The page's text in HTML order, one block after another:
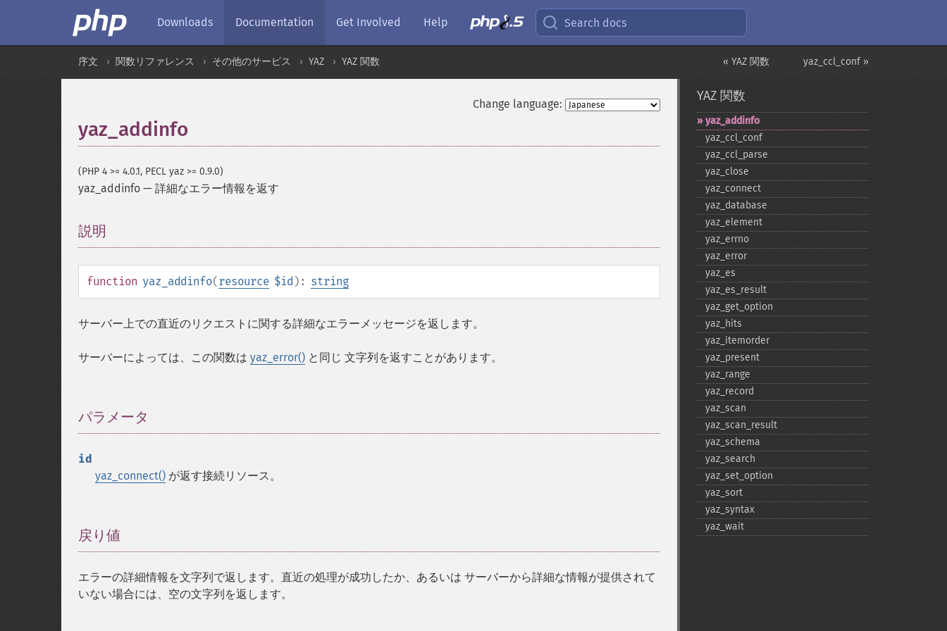
Downloads Documentation Get Involved Help Search docs
yaz_ccl_conf »
« YAZ 関数
序文 関数リファレンス その他のサービス YAZ YAZ 関数
Change language:
yaz_addinfo
(PHP 4 >= 4.0.1, PECL yaz >= 0.9.0)
yaz_addinfo — 詳細なエラー情報を返す
説明
function yaz_addinfo(resource $id ): string
サーバー上での直近のリクエストに関する詳細なエラーメッセージを返します。
サーバーによっては、この関数は yaz_error() と同じ 文字列を返すことがあります。
パラメータ
id
yaz_connect() が返す接続リソース。
戻り値
エラーの詳細情報を文字列で返します。直近の処理が成功したか、あるいは サーバーから詳細な情報が提供されて
いない場合には、空の文字列を返します。
YAZ 関数
yaz_​addinfo
yaz_​ccl_​conf
yaz_​ccl_​parse
yaz_​close
yaz_​connect
yaz_​database
yaz_​element
yaz_​errno
yaz_​error
yaz_​es
yaz_​es_​result
yaz_​get_​option
yaz_​hits
yaz_​itemorder
yaz_​present
yaz_​range
yaz_​record
yaz_​scan
yaz_​scan_​result
yaz_​schema
yaz_​search
yaz_​set_​option
yaz_​sort
yaz_​syntax
yaz_​wait